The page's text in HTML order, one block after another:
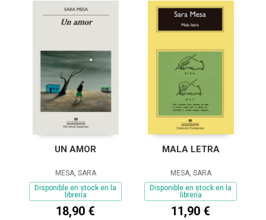
UN AMOR
MESA, SARA
Disponible en stock en la
librería
18,90 €
MALA LETRA
MESA, SARA
Disponible en stock en la
librería
11,90 €